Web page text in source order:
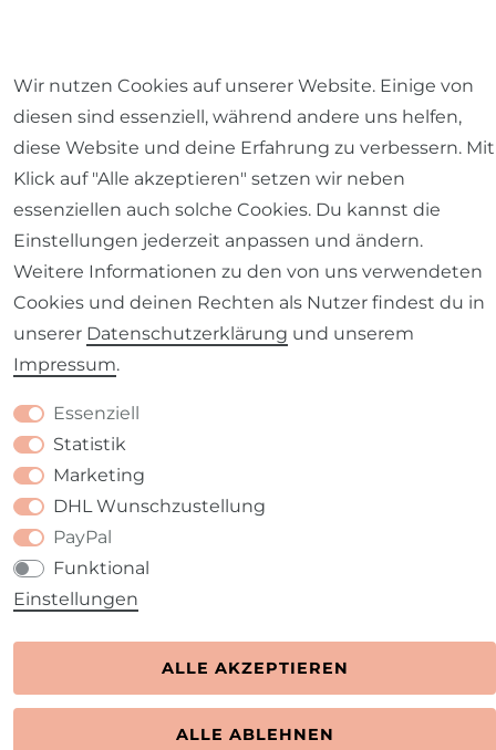
Impressum Daten­schutz­erklärung AGB
Barrierefreiheitserklärung
Wir nutzen Cookies auf unserer Website. Einige von
diesen sind essenziell, während andere uns helfen,
diese Website und deine Erfahrung zu verbessern. Mit
Klick auf "Alle akzeptieren" setzen wir neben
essenziellen auch solche Cookies. Du kannst die
Einstellungen jederzeit anpassen und ändern.
Weitere Informationen zu den von uns verwendeten
Cookies und deinen Rechten als Nutzer findest du in
unserer Daten­schutz­erklärung und unserem
Impressum.
Essenziell
Statistik
Marketing
DHL Wunschzustellung
PayPal
Funktional
Einstellungen
ALLE AKZEPTIEREN
ALLE ABLEHNEN